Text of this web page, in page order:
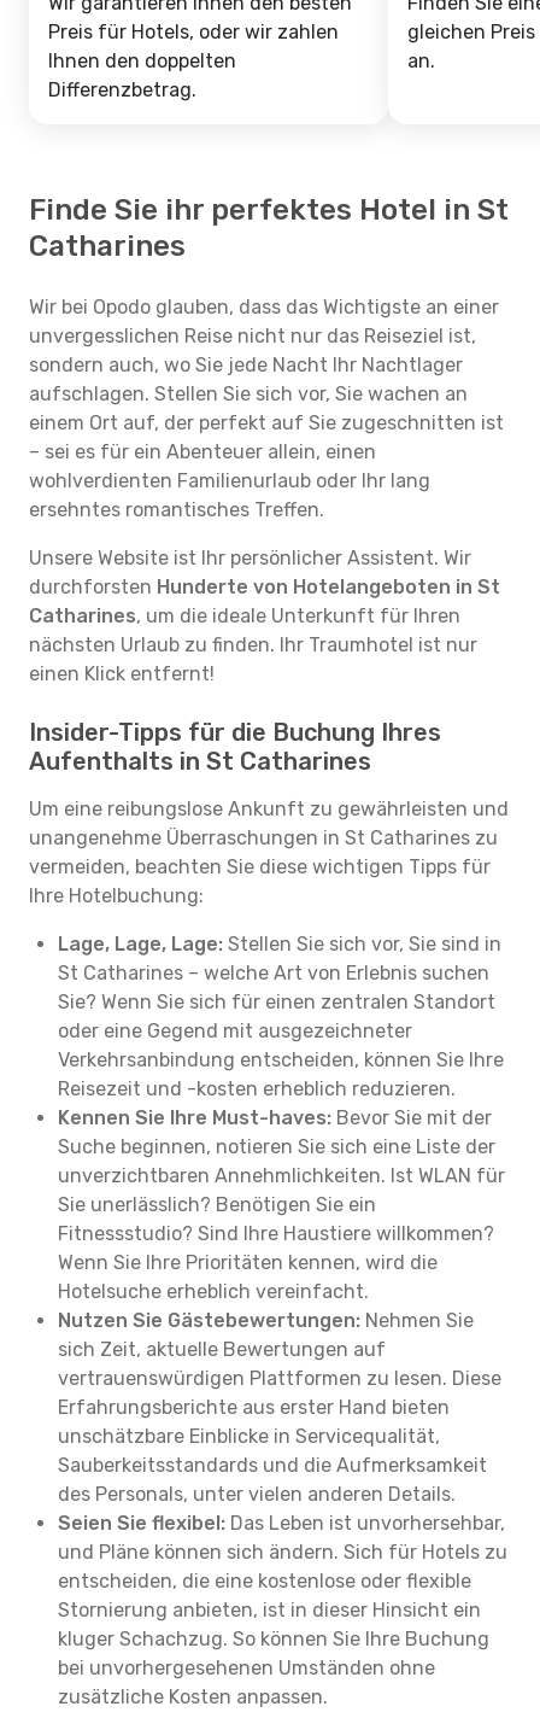
Preis für Hotels, oder wir zahlen
Ihnen den doppelten
Differenzbetrag.
gleichen
an.
Finde Sie ihr perfektes Hotel in St
Catharines
Wir bei Opodo glauben, dass das Wichtigste an einer
unvergesslichen Reise nicht nur das Reiseziel ist,
sondern auch, wo Sie jede Nacht Ihr Nachtlager
aufschlagen. Stellen Sie sich vor, Sie wachen an
einem Ort auf, der perfekt auf Sie zugeschnitten ist
– sei es für ein Abenteuer allein, einen
wohlverdienten Familienurlaub oder Ihr lang
ersehntes romantisches Treffen.
Unsere Website ist Ihr persönlicher Assistent. Wir
durchforsten Hunderte von Hotelangeboten in St
Catharines, um die ideale Unterkunft für Ihren
nächsten Urlaub zu finden. Ihr Traumhotel ist nur
einen Klick entfernt!
Insider-Tipps für die Buchung Ihres
Aufenthalts in St Catharines
Um eine reibungslose Ankunft zu gewährleisten und
unangenehme Überraschungen in St Catharines zu
vermeiden, beachten Sie diese wichtigen Tipps für
Ihre Hotelbuchung:
Lage, Lage, Lage: Stellen Sie sich vor, Sie sind in
St Catharines – welche Art von Erlebnis suchen
Sie? Wenn Sie sich für einen zentralen Standort
oder eine Gegend mit ausgezeichneter
Verkehrsanbindung entscheiden, können Sie Ihre
Reisezeit und -kosten erheblich reduzieren.
Kennen Sie Ihre Must-haves: Bevor Sie mit der
Suche beginnen, notieren Sie sich eine Liste der
unverzichtbaren Annehmlichkeiten. Ist WLAN für
Sie unerlässlich? Benötigen Sie ein
Fitnessstudio? Sind Ihre Haustiere willkommen?
Wenn Sie Ihre Prioritäten kennen, wird die
Hotelsuche erheblich vereinfacht.
Nutzen Sie Gästebewertungen: Nehmen Sie
sich Zeit, aktuelle Bewertungen auf
vertrauenswürdigen Plattformen zu lesen. Diese
Erfahrungsberichte aus erster Hand bieten
unschätzbare Einblicke in Servicequalität,
Sauberkeitsstandards und die Aufmerksamkeit
des Personals, unter vielen anderen Details.
Seien Sie flexibel: Das Leben ist unvorhersehbar,
und Pläne können sich ändern. Sich für Hotels zu
entscheiden, die eine kostenlose oder flexible
Stornierung anbieten, ist in dieser Hinsicht ein
kluger Schachzug. So können Sie Ihre Buchung
bei unvorhergesehenen Umständen ohne
zusätzliche Kosten anpassen.